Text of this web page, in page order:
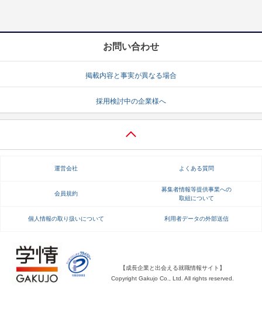
就活ノウハウ・サポート
就活支援
就活ノウハウが満載！ お役立ち記事・相談室など
適職診断 就活チャンネル
お問い合わせ
掲載内容と事実が異なる場合
採用検討中の企業様へ
運営会社 よくある質問
会員規約
募集者情報等提供事業への
取組について
個人情報の取り扱いについて 利用者データの外部送信
【成長企業と出会える就職情報サイト】
Copyright Gakujo Co., Ltd. All rights reserved.